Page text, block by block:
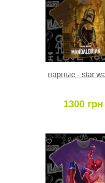
парные - star
1300 грн